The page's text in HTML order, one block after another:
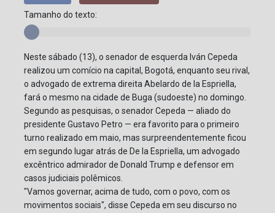
Tamanho do texto:
Neste sábado (13), o senador de esquerda Iván Cepeda
realizou um comício na capital, Bogotá, enquanto seu rival,
o advogado de extrema direita Abelardo de la Espriella,
fará o mesmo na cidade de Buga (sudoeste) no domingo.
Segundo as pesquisas, o senador Cepeda — aliado do
presidente Gustavo Petro — era favorito para o primeiro
turno realizado em maio, mas surpreendentemente ficou
em segundo lugar atrás de De la Espriella, um advogado
excêntrico admirador de Donald Trump e defensor em
casos judiciais polêmicos.
"Vamos governar, acima de tudo, com o povo, com os
movimentos sociais", disse Cepeda em seu discurso no